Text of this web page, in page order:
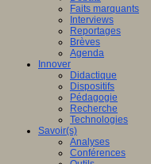
Faits marquants
Interviews
Reportages
Brèves
Agenda
Innover
Didactique
Dispositifs
Pédagogie
Recherche
Technologies
Savoir(s)
Analyses
Conférences